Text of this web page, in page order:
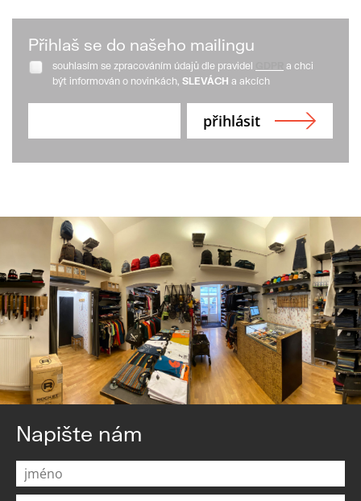
Přihlaš se do našeho mailingu
souhlasím se zpracováním údajů dle pravidel
a chci
být informován o novinkách, SLEVÁCH a akcích
Napište nám